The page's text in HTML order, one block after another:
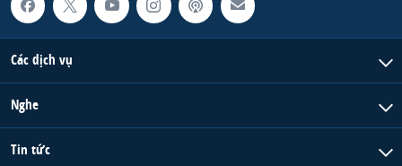
Các dịch vụ
Nghe
Tin tức